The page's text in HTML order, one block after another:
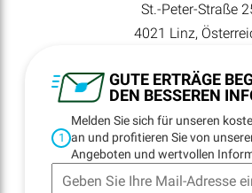
GUTE ERTRÄGE
DEN BESSEREN
1
Melden Sie sich für unseren
an und profitieren Sie von
Angeboten und wertvollen
St.-Peter-Straße
4021 Linz,
TELEFON
+43 (0) 732
E-MAIL
lat@lat-